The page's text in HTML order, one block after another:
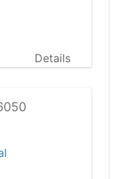
Details